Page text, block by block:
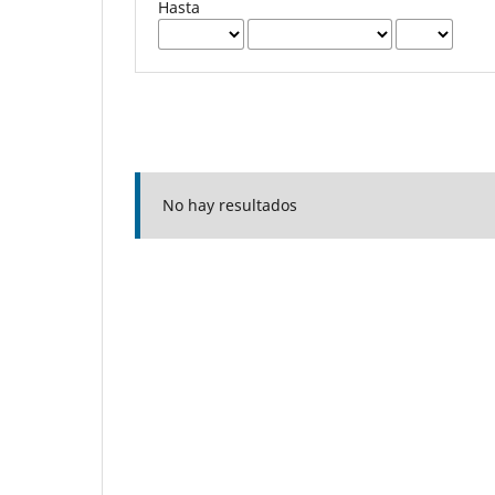
Hasta
No hay resultados